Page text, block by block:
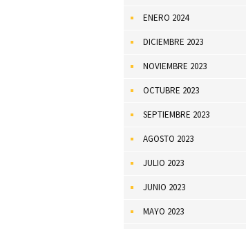
ENERO 2024
DICIEMBRE 2023
NOVIEMBRE 2023
OCTUBRE 2023
SEPTIEMBRE 2023
AGOSTO 2023
JULIO 2023
JUNIO 2023
MAYO 2023